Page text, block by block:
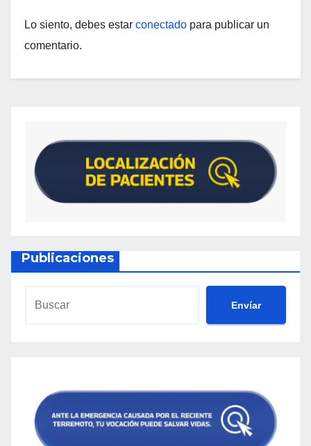
Lo siento, debes estar conectado para publicar un
comentario.
Publicaciones
Envíar